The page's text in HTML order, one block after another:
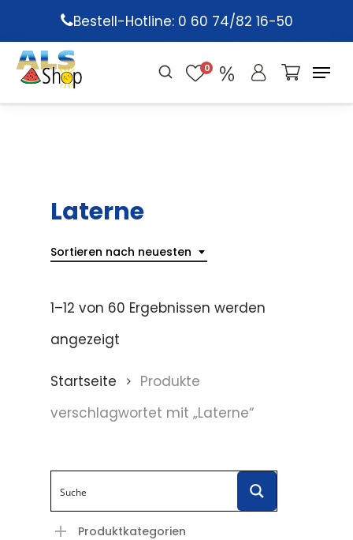
main
content
Bestell-Hotline: 0 60 74/82 16-50
0
Laterne
Sortieren nach neuesten
1–12 von 60 Ergebnissen werden
angezeigt
Startseite
Produkte
verschlagwortet mit „Laterne“
Produktkategorien